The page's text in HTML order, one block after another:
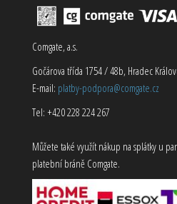
Comgate, a.s.
Gočárova třída 1754 / 48b, Hradec
E-mail: platby-podpora@comgate.cz
Tel: +420 228 224 267
Můžete také využít nákup na splátky u
platební bráně Comgate.